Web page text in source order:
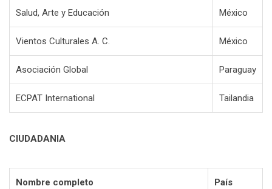
Salud, Arte y Educación México
Vientos Culturales A. C. México
Asociación Global Paraguay
ECPAT International Tailandia
CIUDADANIA
Nombre completo País